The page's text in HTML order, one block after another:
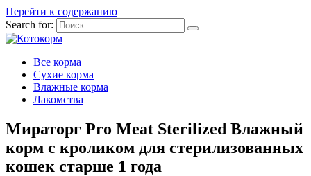
Перейти к содержанию
Search for:
Все корма
Сухие корма
Влажные корма
Лакомства
Мираторг Pro Meat Sterilized Влажный
корм с кроликом для стерилизованных
кошек старше 1 года